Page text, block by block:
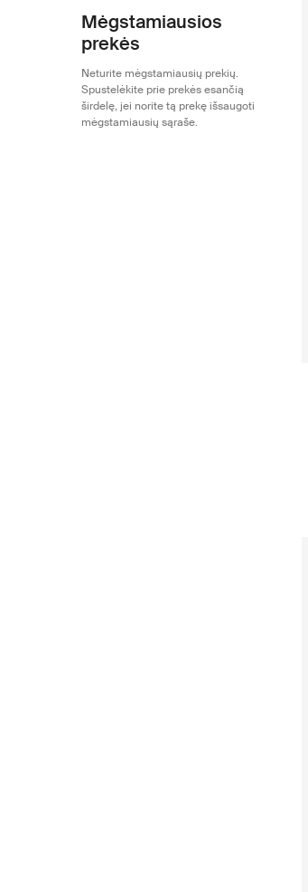
Mėgstamiausios
prekės
Neturite mėgstamiausių prekių.
Spustelėkite prie prekės esančią
širdelę, jei norite tą prekę išsaugoti
mėgstamiausių sąraše.